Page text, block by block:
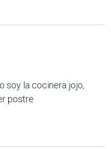
soy la cocinera jojo,
postre